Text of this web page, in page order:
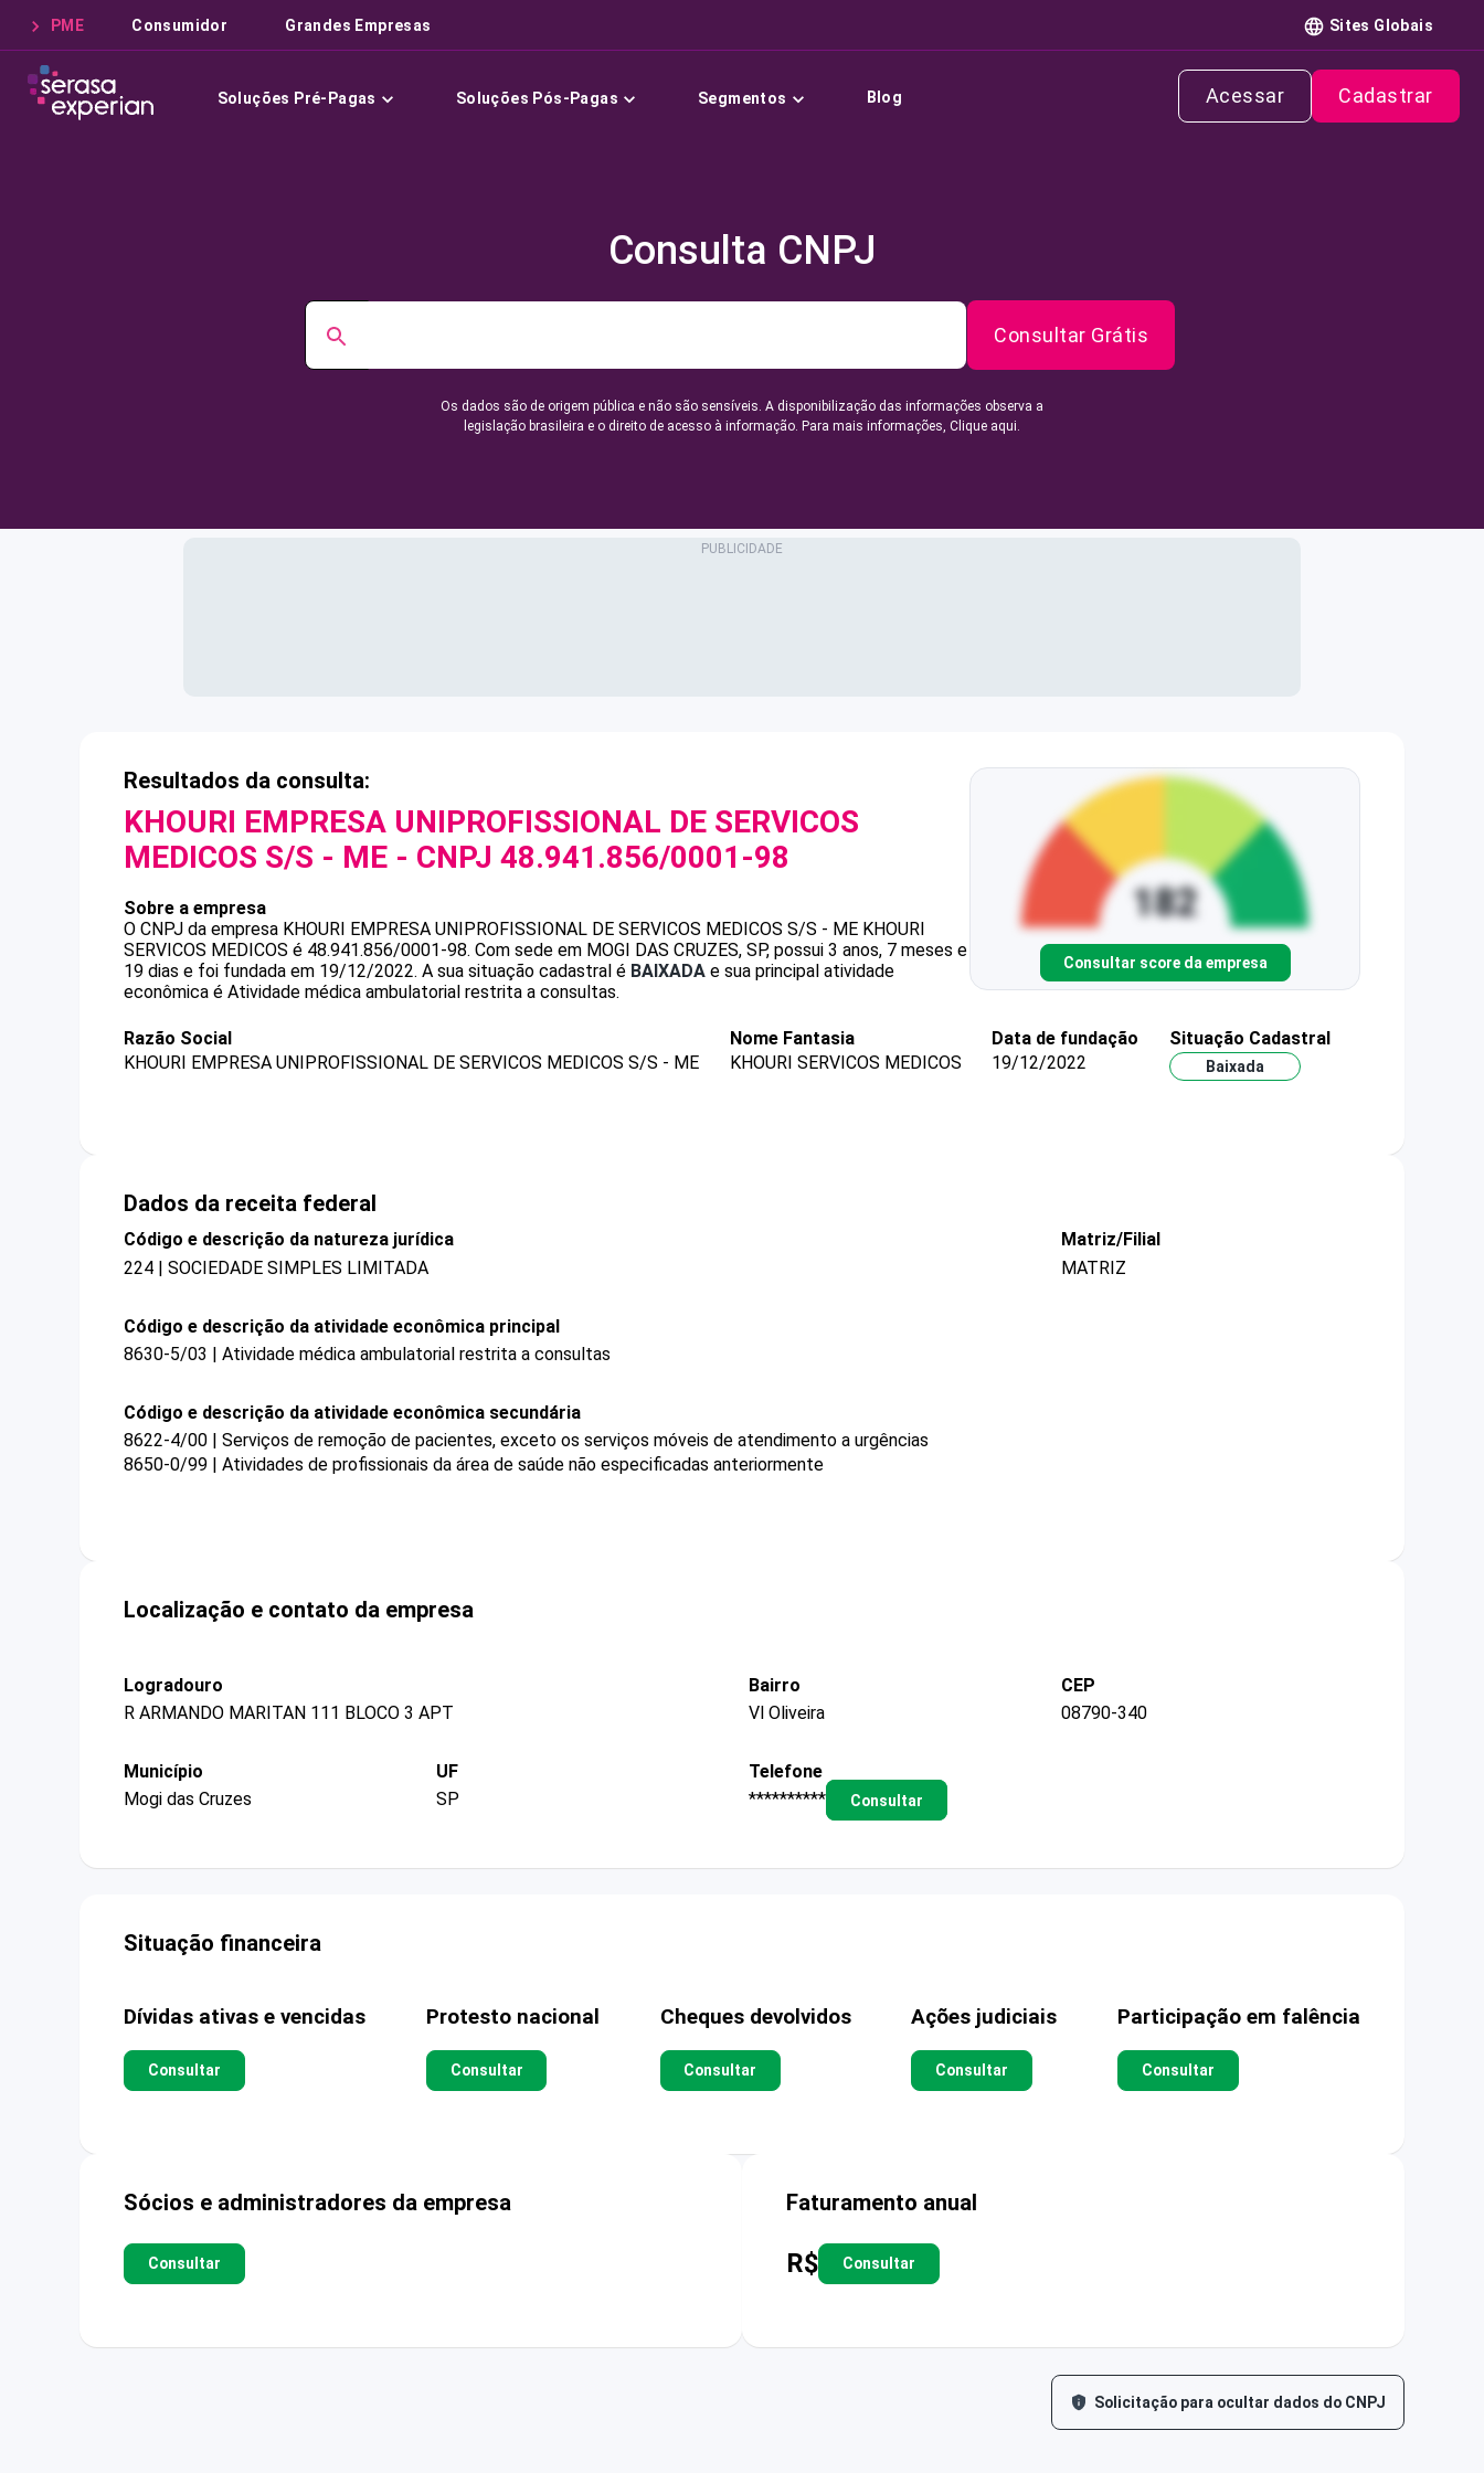
PME Consumidor Grandes Empresas Sites Globais
Soluções Pré-Pagas Soluções Pós-Pagas Segmentos Blog Acessar Cadastrar
Consulta CNPJ
Consultar Grátis
Os dados são de origem pública e não são sensíveis. A disponibilização das informações observa a
legislação brasileira e o direito de acesso à informação. Para mais informações, Clique aqui.
Resultados da consulta:
KHOURI EMPRESA UNIPROFISSIONAL DE SERVICOS
MEDICOS S/S - ME - CNPJ 48.941.856/0001-98
Sobre a empresa
O CNPJ da empresa KHOURI EMPRESA UNIPROFISSIONAL DE SERVICOS MEDICOS S/S - ME KHOURI
SERVICOS MEDICOS é 48.941.856/0001-98. Com sede em MOGI DAS CRUZES, SP, possui 3 anos, 7 meses e
19 dias e foi fundada em 19/12/2022. A sua situação cadastral é BAIXADA e sua principal atividade
econômica é Atividade médica ambulatorial restrita a consultas.
Consultar score da empresa
Razão Social
KHOURI EMPRESA UNIPROFISSIONAL DE SERVICOS MEDICOS S/S - ME
Nome Fantasia
KHOURI SERVICOS MEDICOS
Data de fundação
19/12/2022
Situação Cadastral
Baixada
Dados da receita federal
Código e descrição da natureza jurídica
224 | SOCIEDADE SIMPLES LIMITADA
Matriz/Filial
MATRIZ
Código e descrição da atividade econômica principal
8630-5/03 | Atividade médica ambulatorial restrita a consultas
Código e descrição da atividade econômica secundária
8622-4/00 | Serviços de remoção de pacientes, exceto os serviços móveis de atendimento a urgências
8650-0/99 | Atividades de profissionais da área de saúde não especificadas anteriormente
Localização e contato da empresa
Logradouro
R ARMANDO MARITAN 111 BLOCO 3 APT
Bairro
Vl Oliveira
CEP
08790-340
Município
Mogi das Cruzes
UF
SP
Telefone
**********
Consultar
Situação financeira
Dívidas ativas e vencidas
Consultar
Protesto nacional
Consultar
Cheques devolvidos
Consultar
Ações judiciais
Consultar
Participação em falência
Consultar
Sócios e administradores da empresa
Consultar
Faturamento anual
R$ Consultar
Solicitação para ocultar dados do CNPJ